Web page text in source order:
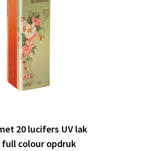
20 lucifers UV lak
colour opdruk